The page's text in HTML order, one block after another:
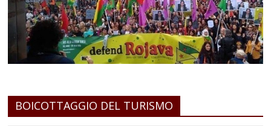
BOICOTTAGGIO DEL TURISMO